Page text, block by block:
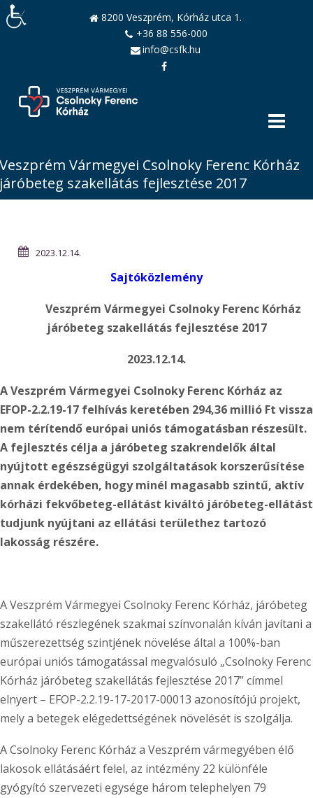
8200 Veszprém, Kórház utca 1.
+36 88 556-000
info@csfk.hu
Vármegyei Csolnoky Ferenc Kórház
szakellátás fejlesztése 2017
2023.12.14.
Sajtóközlemény
Veszprém Vármegyei Csolnoky Ferenc Kórház
járóbeteg szakellátás fejlesztése 2017
2023.12.14.
A Veszprém Vármegyei Csolnoky Ferenc Kórház az
EFOP-2.2.19-17 felhívás keretében 294,36 millió Ft vissza
nem térítendő európai uniós támogatásban részesült.
A fejlesztés célja a járóbeteg szakrendelők által
nyújtott egészségügyi szolgáltatások korszerűsítése
annak érdekében, hogy minél magasabb szintű, aktív
kórházi fekvőbeteg-ellátást kiváltó járóbeteg-ellátást
tudjunk nyújtani az ellátási területhez tartozó
lakosság részére.
A Veszprém Vármegyei Csolnoky Ferenc Kórház, járóbeteg
szakellátó részlegének szakmai színvonalán kíván javítani a
műszerezettség szintjének növelése által a 100%-ban
európai uniós támogatással megvalósuló „Csolnoky Ferenc
Kórház járóbeteg szakellátás fejlesztése 2017” címmel
elnyert – EFOP-2.2.19-17-2017-00013 azonosítójú projekt,
mely a betegek elégedettségének növelését is szolgálja.
A Csolnoky Ferenc Kórház a Veszprém vármegyében élő
lakosok ellátásáért felel, az intézmény 22 különféle
gyógyító szervezeti egysége három telephelyen 79